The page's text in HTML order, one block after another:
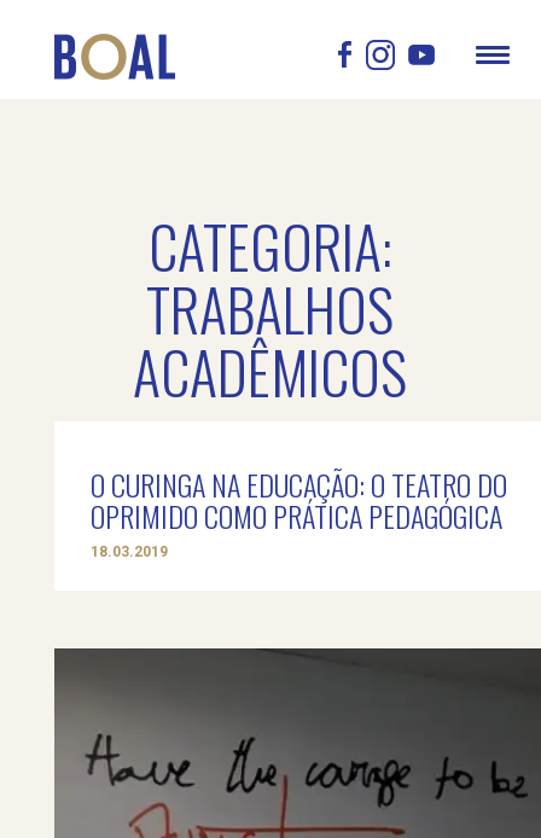
CATEGORIA:
TRABALHOS
ACADÊMICOS
O CURINGA NA EDUCAÇÃO: O TEATRO DO
OPRIMIDO COMO PRÁTICA PEDAGÓGICA
18.03.2019